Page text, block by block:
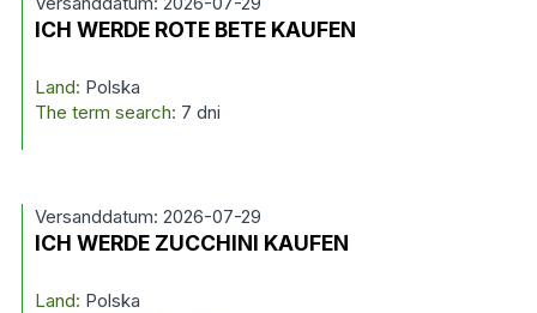
ICH WERDE ROTE BETE KAUFEN
Land: Polska
The term search: 7 dni
Versanddatum: 2026-07-29
ICH WERDE ZUCCHINI KAUFEN
Land: Polska